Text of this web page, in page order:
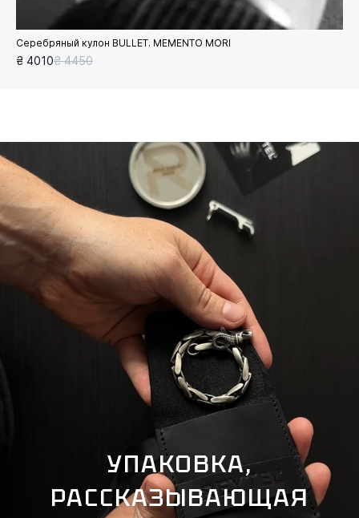
Серебряный кулон BULLET. MEMENTO MORI
₴ 4010₴ 4450
УПАКОВКА,
РАССКАЗЫВАЮЩАЯ